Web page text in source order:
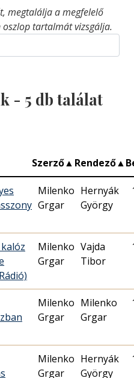
megtalálja a megfelelő
tartalmát vizsgálja.
- 5 db találat
Szerző▲ Rendező▲
Milenko
Grgar
Hernyák
György
Milenko
Grgar
Vajda
Tibor
Milenko
Grgar
Milenko
Grgar
Milenko
Grgar
Hernyák
György